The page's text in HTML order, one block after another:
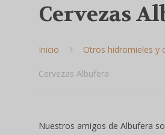
Cervezas
Inicio Otros hidromieles y
Cervezas Albufera
Nuestros amigos de Albufera